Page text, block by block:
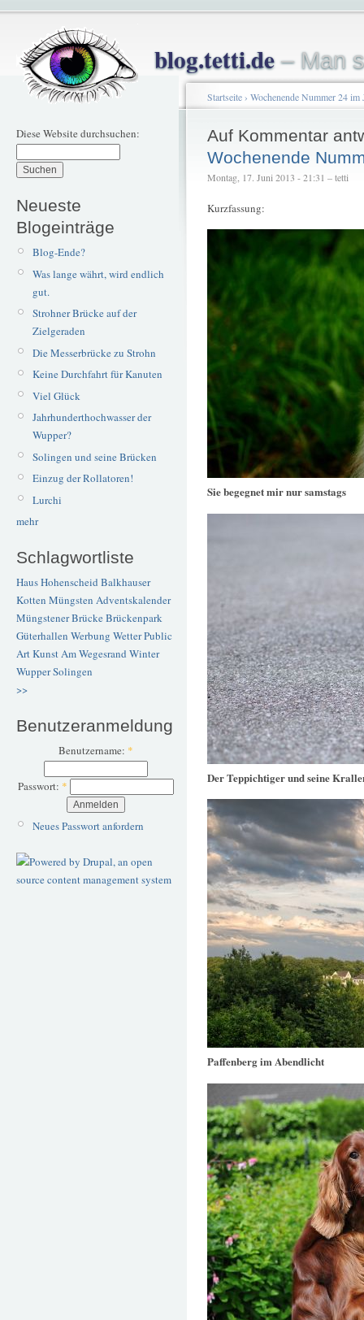
blog.tetti.de– Man
Diese Website durchsuchen:
Neueste
Blogeinträge
Blog-Ende?
Was lange währt, wird endlich
gut.
Strohner Brücke auf der
Zielgeraden
Die Messerbrücke zu Strohn
Keine Durchfahrt für Kanuten
Viel Glück
Jahrhunderthochwasser der
Wupper?
Solingen und seine Brücken
Einzug der Rollatoren!
Lurchi
mehr
Schlagwortliste
Haus Hohenscheid Balkhauser
Kotten Müngsten Adventskalender
Müngstener BrückeBrückenpark
Güterhallen Werbung WetterPublic
ArtKunstAm Wegesrand Winter
WupperSolingen
>>
Benutzeranmeldung
Benutzername: *
Passwort: *
Neues Passwort anfordern
Startseite› Wochenende Nummer 24 im
Auf Kommentar
Wochenende
Montag, 17. Juni 2013 - 21:31 – tetti
Kurzfassung:
Sie begegnet mir nur samstags
Der Teppichtiger und seine
Paffenberg im Abendlicht